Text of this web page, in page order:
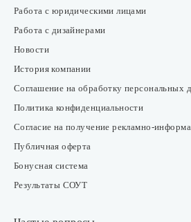
Работа с юридическими лицами
Работа с дизайнерами
Новости
История компании
Соглашение на обработку персональных
Политика конфиденциальности
Согласие на получение рекламно-
Публичная оферта
Бонусная система
Результаты СОУТ